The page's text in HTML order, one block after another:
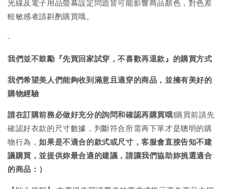
光線及電子用品螢幕設定問題皆可能影響商品顏色，對色差
較敏感者請斟酌購買哦。
-
我們並不鼓勵『先買回家試穿，不喜歡再退款』的購買方式
我們希望美人們能夠收到滿意且適穿的商品，並擁有美好的
購物經驗
請在訂購前務必做好充分的詢問和確認再購買哦!購買前請先
確認好衣款的尺寸數據，判斷符合所需再下單才是聰明的購
物行為，如果是不適合的款式或尺寸，客服會直接告知不建
議購買，並提供妳最合適的建議，請讓我們協助妳挑選適合
的商品：）